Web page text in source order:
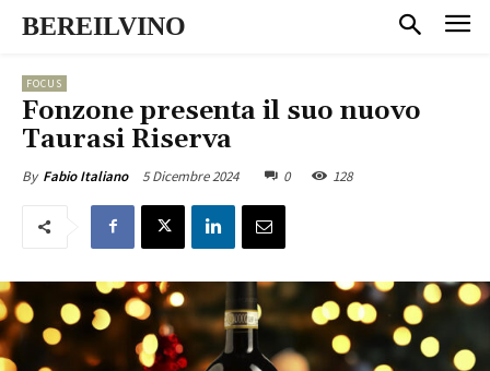
BEREILVINO
FOCUS
Fonzone presenta il suo nuovo
Taurasi Riserva
By Fabio Italiano 5 Dicembre 2024 0 128